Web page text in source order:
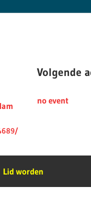
Volgende
no event
Lid worden